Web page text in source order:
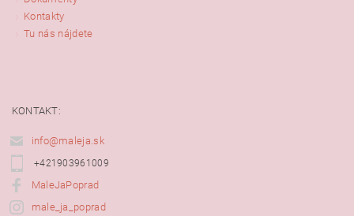
Kontakty
Tu nás nájdete
KONTAKT:
info@maleja.sk
+421903961009
MaleJaPoprad
male_ja_poprad